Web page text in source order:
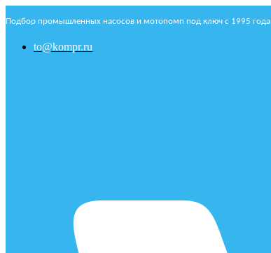
Подбор промышленных насосов и мотопомп под ключ с 1995 года
to@kompr.ru